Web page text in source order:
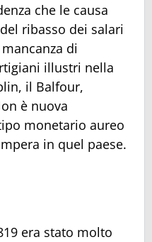
che le causa
ribasso dei salari
di
illustri nella
il Balfour,
è nuova
monetario aureo
in quel paese.
era stato molto